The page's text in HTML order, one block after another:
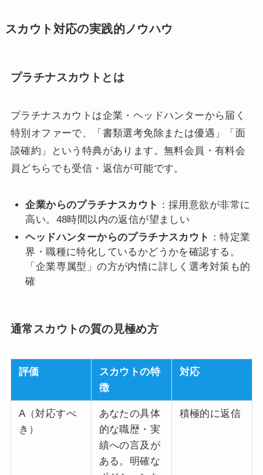
スカウト対応の実践的ノウハウ
プラチナスカウトとは
プラチナスカウトは企業・ヘッドハンターから届く
特別オファーで、「書類選考免除または優遇」「面
談確約」という特典があります。無料会員・有料会
員どちらでも受信・返信が可能です。
企業からのプラチナスカウト ：採用意欲が非常に
高い。48時間以内の返信が望ましい
ヘッドハンターからのプラチナスカウト ：特定業
界・職種に特化しているかどうかを確認する。
「企業専属型」の方が内情に詳しく選考対策も的
確
通常スカウトの質の見極め方
評価
スカウトの特
徴
対応
A（対応すべ
き）
あなたの具体
的な職歴・実
績への言及が
ある。明確な
積極的に返信